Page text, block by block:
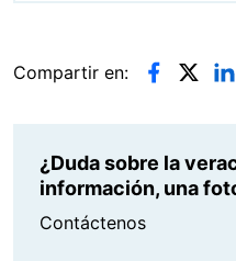
Compartir en:
¿Duda sobre la
información, una
Contáctenos